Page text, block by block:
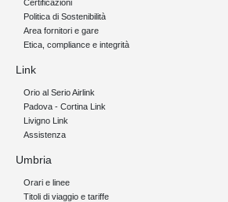
Certificazioni
Politica di Sostenibilità
Area fornitori e gare
Etica, compliance e integrità
Link
Orio al Serio Airlink
Padova - Cortina Link
Livigno Link
Assistenza
Umbria
Orari e linee
Titoli di viaggio e tariffe